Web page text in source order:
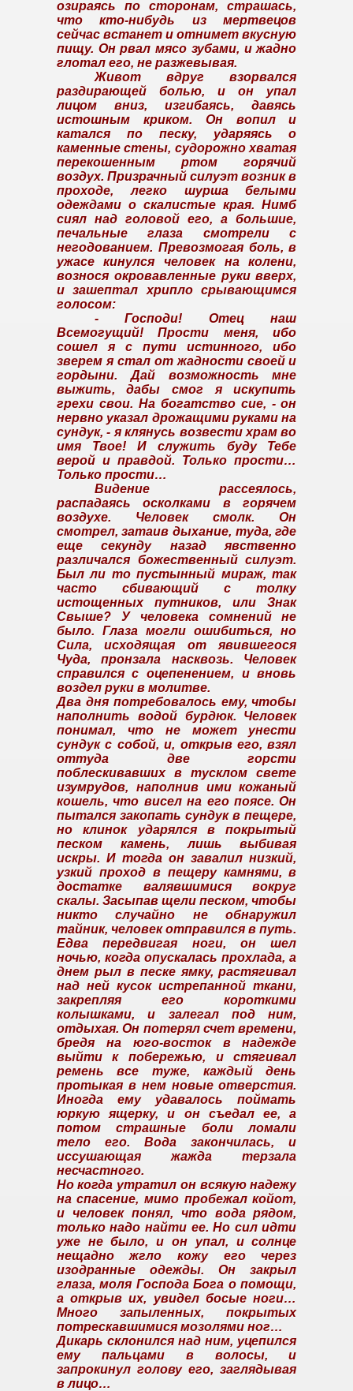
озираясь по сторонам, страшась,
что кто-нибудь из мертвецов
сейчас встанет и отнимет вкусную
пищу. Он рвал мясо зубами, и жадно
глотал его, не разжевывая.
Живот вдруг взорвался
раздирающей болью, и он упал
лицом вниз, изгибаясь, давясь
истошным криком. Он вопил и
катался по песку, ударяясь о
каменные стены, судорожно хватая
перекошенным ртом горячий
воздух. Призрачный силуэт возник в
проходе, легко шурша белыми
одеждами о скалистые края. Нимб
сиял над головой его, а большие,
печальные глаза смотрели с
негодованием. Превозмогая боль, в
ужасе кинулся человек на колени,
вознося окровавленные руки вверх,
и зашептал хрипло срывающимся
голосом:
- Господи! Отец наш
Всемогущий! Прости меня, ибо
сошел я с пути истинного, ибо
зверем я стал от жадности своей и
гордыни. Дай возможность мне
выжить, дабы смог я искупить
грехи свои. На богатство сие, - он
нервно указал дрожащими руками на
сундук, - я клянусь возвести храм во
имя Твое! И служить буду Тебе
верой и правдой. Только прости…
Только прости…
Видение рассеялось,
распадаясь осколками в горячем
воздухе. Человек смолк. Он
смотрел, затаив дыхание, туда, где
еще секунду назад явственно
различался божественный силуэт.
Был ли то пустынный мираж, так
часто сбивающий с толку
истощенных путников, или Знак
Свыше? У человека сомнений не
было. Глаза могли ошибиться, но
Сила, исходящая от явившегося
Чуда, пронзала насквозь. Человек
справился с оцепенением, и вновь
воздел руки в молитве.
Два дня потребовалось ему, чтобы
наполнить водой бурдюк. Человек
понимал, что не может унести
сундук с собой, и, открыв его, взял
оттуда две горсти
поблескивавших в тусклом свете
изумрудов, наполнив ими кожаный
кошель, что висел на его поясе. Он
пытался закопать сундук в пещере,
но клинок ударялся в покрытый
песком камень, лишь выбивая
искры. И тогда он завалил низкий,
узкий проход в пещеру камнями, в
достатке валявшимися вокруг
скалы. Засыпав щели песком, чтобы
никто случайно не обнаружил
тайник, человек отправился в путь.
Едва передвигая ноги, он шел
ночью, когда опускалась прохлада, а
днем рыл в песке ямку, растягивал
над ней кусок истрепанной ткани,
закрепляя его короткими
колышками, и залегал под ним,
отдыхая. Он потерял счет времени,
бредя на юго-восток в надежде
выйти к побережью, и стягивал
ремень все туже, каждый день
протыкая в нем новые отверстия.
Иногда ему удавалось поймать
юркую ящерку, и он съедал ее, а
потом страшные боли ломали
тело его. Вода закончилась, и
иссушающая жажда терзала
несчастного.
Но когда утратил он всякую надежу
на спасение, мимо пробежал койот,
и человек понял, что вода рядом,
только надо найти ее. Но сил идти
уже не было, и он упал, и солнце
нещадно жгло кожу его через
изодранные одежды. Он закрыл
глаза, моля Господа Бога о помощи,
а открыв их, увидел босые ноги…
Много запыленных, покрытых
потрескавшимися мозолями ног…
Дикарь склонился над ним, уцепился
ему пальцами в волосы, и
запрокинул голову его, заглядывая
в лицо…